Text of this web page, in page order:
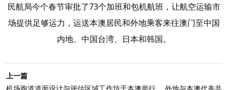
民航局今个春节审批了73个加班和包机航班，让航空运输市
场提供足够运力，运送本澳居民和外地乘客来往澳门至中国
内地、中国台湾、日本和韩国。
上一篇